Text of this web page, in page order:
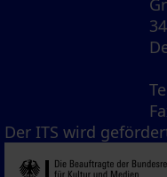
Der ITS wird